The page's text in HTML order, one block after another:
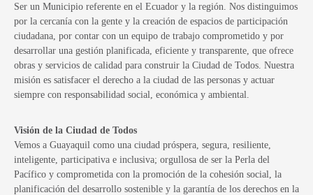
Ser un Municipio referente en el Ecuador y la región. Nos distinguimos
por la cercanía con la gente y la creación de espacios de participación
ciudadana, por contar con un equipo de trabajo comprometido y por
desarrollar una gestión planificada, eficiente y transparente, que ofrece
obras y servicios de calidad para construir la Ciudad de Todos. Nuestra
misión es satisfacer el derecho a la ciudad de las personas y actuar
siempre con responsabilidad social, económica y ambiental.
Visión de la Ciudad de Todos
Vemos a Guayaquil como una ciudad próspera, segura, resiliente,
inteligente, participativa e inclusiva; orgullosa de ser la Perla del
Pacífico y comprometida con la promoción de la cohesión social, la
planificación del desarrollo sostenible y la garantía de los derechos en la